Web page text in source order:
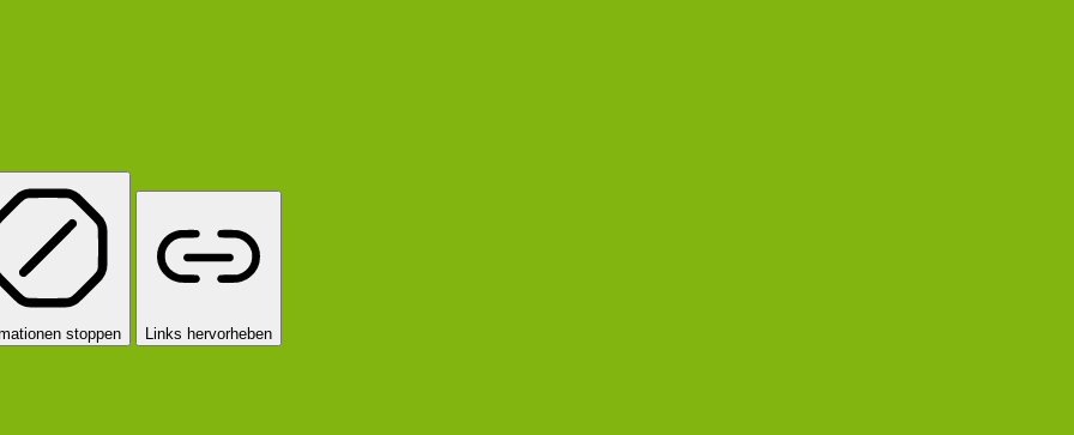
stoppen Links hervorheben